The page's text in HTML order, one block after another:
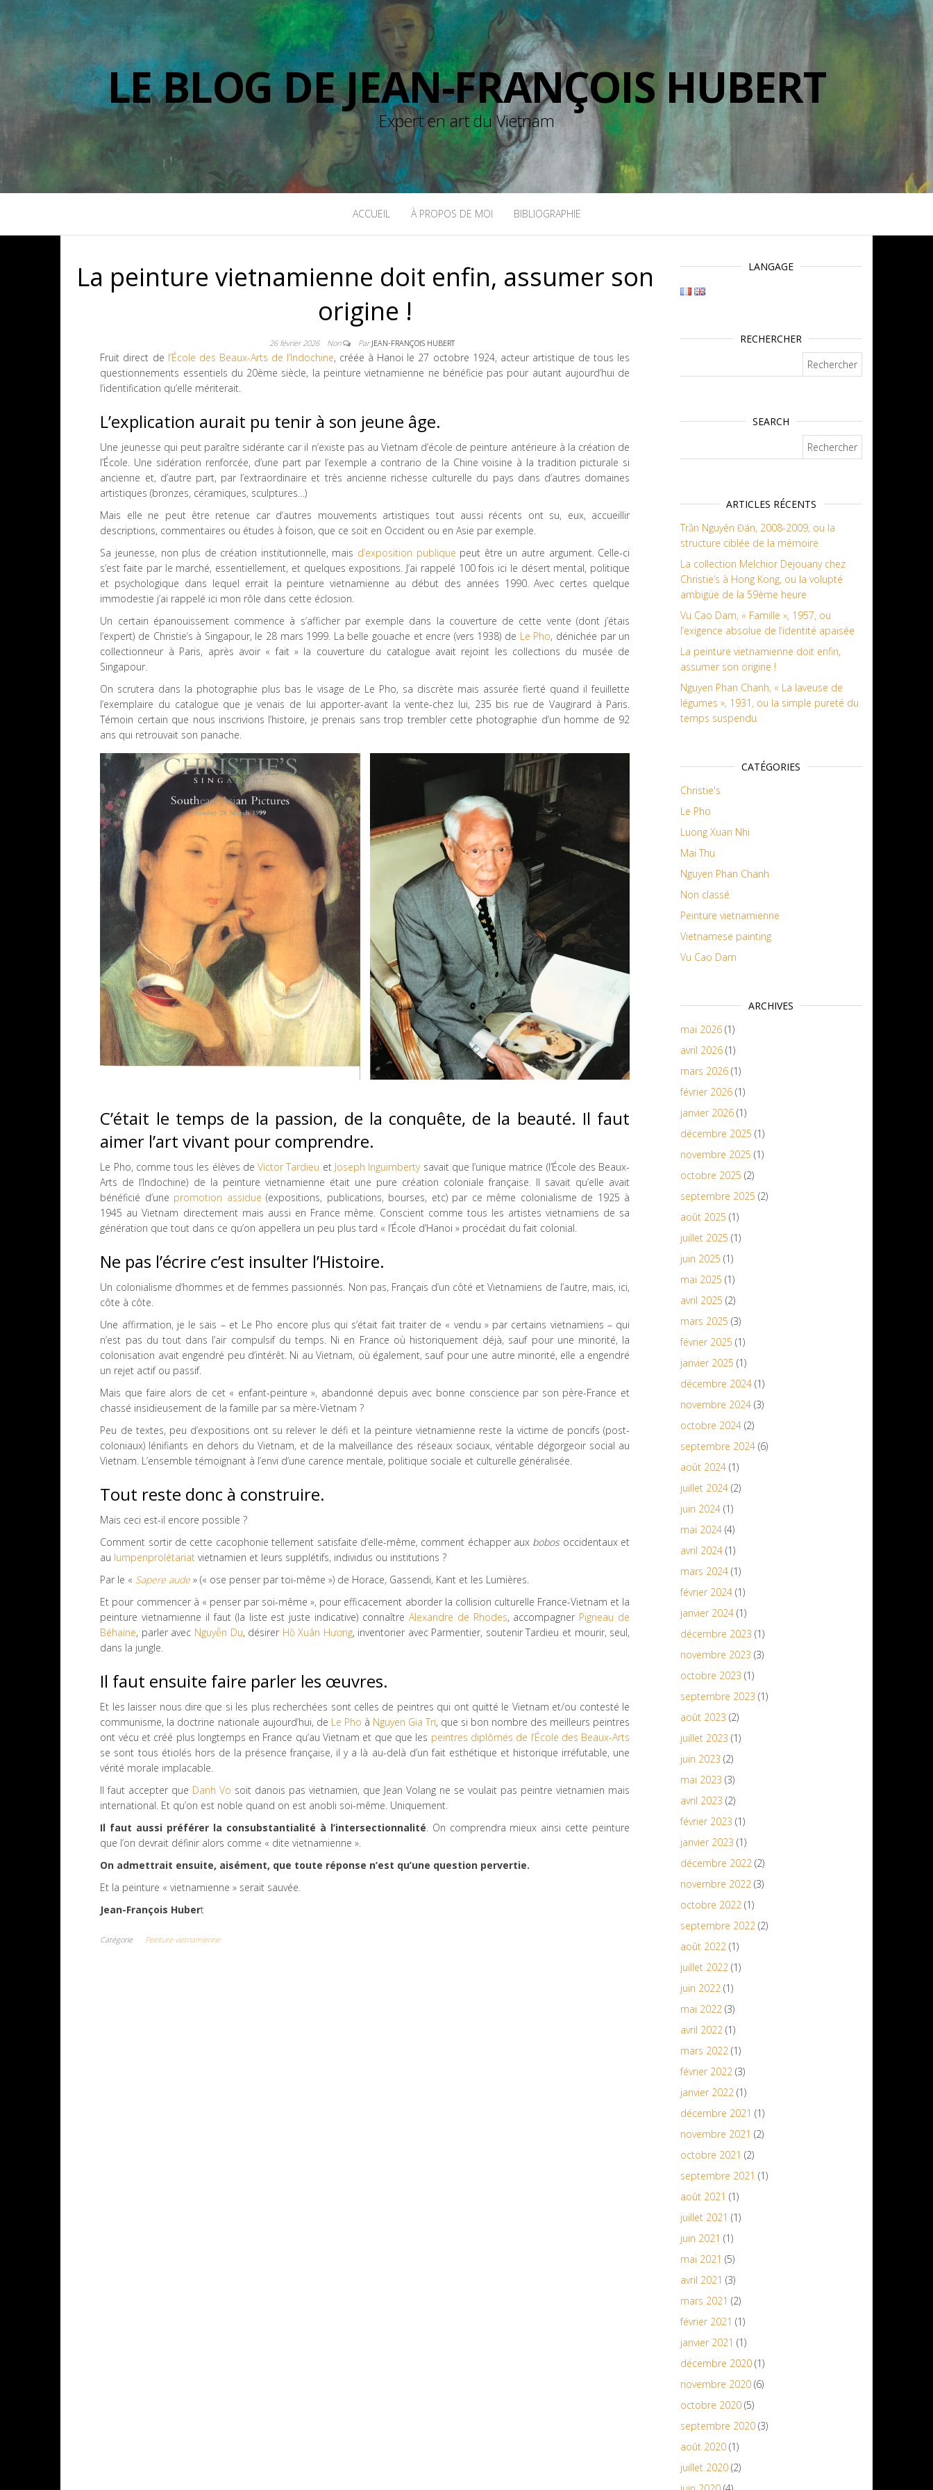
LE BLOG DE JEAN-FRANÇOIS HUBERT
Expert en art du Vietnam
ACCUEIL À PROPOS DE MOI BIBLIOGRAPHIE
La peinture vietnamienne doit enfin, assumer son
origine !
26 février 2026 Non ParJEAN-FRANÇOIS HUBERT
Fruit direct de l’École des Beaux-Arts de l’Indochine, créée à Hanoi le 27 octobre 1924, acteur artistique de tous les
questionnements essentiels du 20ème siècle, la peinture vietnamienne ne bénéficie pas pour autant aujourd’hui de
l’identification qu’elle mériterait.
L’explication aurait pu tenir à son jeune âge.
Une jeunesse qui peut paraître sidérante car il n’existe pas au Vietnam d’école de peinture antérieure à la création de
l’École. Une sidération renforcée, d’une part par l’exemple a contrario de la Chine voisine à la tradition picturale si
ancienne et, d’autre part, par l’extraordinaire et très ancienne richesse culturelle du pays dans d’autres domaines
artistiques (bronzes, céramiques, sculptures…)
Mais elle ne peut être retenue car d’autres mouvements artistiques tout aussi récents ont su, eux, accueillir
descriptions, commentaires ou études à foison, que ce soit en Occident ou en Asie par exemple.
Sa jeunesse, non plus de création institutionnelle, mais d’exposition publique peut être un autre argument. Celle-ci
s’est faite par le marché, essentiellement, et quelques expositions. J’ai rappelé 100 fois ici le désert mental, politique
et psychologique dans lequel errait la peinture vietnamienne au début des années 1990. Avec certes quelque
immodestie j’ai rappelé ici mon rôle dans cette éclosion.
Un certain épanouissement commence à s’afficher par exemple dans la couverture de cette vente (dont j’étais
l’expert) de Christie’s à Singapour, le 28 mars 1999. La belle gouache et encre (vers 1938) de Le Pho, dénichée par un
collectionneur à Paris, après avoir « fait » la couverture du catalogue avait rejoint les collections du musée de
Singapour.
On scrutera dans la photographie plus bas le visage de Le Pho, sa discrète mais assurée fierté quand il feuillette
l’exemplaire du catalogue que je venais de lui apporter-avant la vente-chez lui, 235 bis rue de Vaugirard à Paris.
Témoin certain que nous inscrivions l’histoire, je prenais sans trop trembler cette photographie d’un homme de 92
ans qui retrouvait son panache.
C’était le temps de la passion, de la conquête, de la beauté. Il faut
aimer l’art vivant pour comprendre.
Le Pho, comme tous les élèves deVictor Tardieu et Joseph Inguimbertysavait que l’unique matrice (l’École des Beaux-
Arts de l’Indochine) de la peinture vietnamienne était une pure création coloniale française. Il savait qu’elle avait
bénéficié d’une promotion assidue (expositions, publications, bourses, etc) par ce même colonialisme de 1925 à
1945 au Vietnam directement mais aussi en France même. Conscient comme tous les artistes vietnamiens de sa
génération que tout dans ce qu’on appellera un peu plus tard « l’École d’Hanoi » procédait du fait colonial.
Ne pas l’écrire c’est insulter l’Histoire.
Un colonialisme d’hommes et de femmes passionnés. Non pas, Français d’un côté et Vietnamiens de l’autre, mais, ici,
côte à côte.
Une affirmation, je le sais – et Le Pho encore plus qui s’était fait traiter de « vendu » par certains vietnamiens – qui
n’est pas du tout dans l’air compulsif du temps. Ni en France où historiquement déjà, sauf pour une minorité, la
colonisation avait engendré peu d’intérêt. Ni au Vietnam, où également, sauf pour une autre minorité, elle a engendré
un rejet actif ou passif.
Mais que faire alors de cet « enfant-peinture », abandonné depuis avec bonne conscience par son père-France et
chassé insidieusement de la famille par sa mère-Vietnam ?
Peu de textes, peu d’expositions ont su relever le défi et la peinture vietnamienne reste la victime de poncifs (post-
coloniaux) lénifiants en dehors du Vietnam, et de la malveillance des réseaux sociaux, véritable dégorgeoir social au
Vietnam. L’ensemble témoignant à l’envi d’une carence mentale, politique sociale et culturelle généralisée.
Tout reste donc à construire.
Mais ceci est-il encore possible ?
Comment sortir de cette cacophonie tellement satisfaite d’elle-même, comment échapper aux bobos occidentaux et
au lumpenprolétariat vietnamien et leurs supplétifs, individus ou institutions ?
Par le « Sapere aude » (« ose penser par toi-même ») de Horace, Gassendi, Kant et les Lumières.
Et pour commencer à « penser par soi-même », pour efficacement aborder la collision culturelle France-Vietnam et la
peinture vietnamienne il faut (la liste est juste indicative) connaître Alexandre de Rhodes, accompagner Pigneau de
Béhaine, parler avec Nguyễn Du, désirer Hồ Xuân Hương, inventorier avec Parmentier, soutenir Tardieu et mourir, seul,
dans la jungle.
Il faut ensuite faire parler les œuvres.
Et les laisser nous dire que si les plus recherchées sont celles de peintres qui ont quitté le Vietnam et/ou contesté le
communisme, la doctrine nationale aujourd’hui, de Le Pho à Nguyen Gia Tri, que si bon nombre des meilleurs peintres
ont vécu et créé plus longtemps en France qu’au Vietnam et que que les peintres diplômés de l’École des Beaux-Arts
se sont tous étiolés hors de la présence française, il y a là au-delà d’un fait esthétique et historique irréfutable, une
vérité morale implacable.
Il faut accepter que Danh Vo soit danois pas vietnamien, que Jean Volang ne se voulait pas peintre vietnamien mais
international. Et qu’on est noble quand on est anobli soi-même. Uniquement.
Il faut aussi préférer la consubstantialité à l’intersectionnalité. On comprendra mieux ainsi cette peinture
que l’on devrait définir alors comme « dite vietnamienne ».
On admettrait ensuite, aisément, que toute réponse n’est qu’une question pervertie.
Et la peinture « vietnamienne » serait sauvée.
Jean-François Hubert
Catégorie Peinture vietnamienne
LANGAGE
RECHERCHER
SEARCH
ARTICLES RÉCENTS
Trần Nguyên Đán, 2008-2009, ou la
structure ciblée de la mémoire
La collection Melchior Dejouany chez
Christie’s à Hong Kong, ou la volupté
ambigüe de la 59ème heure
Vu Cao Dam, « Famille », 1957, ou
l’exigence absolue de l’identité apaisée
La peinture vietnamienne doit enfin,
assumer son origine !
Nguyen Phan Chanh, « La laveuse de
légumes », 1931, ou la simple pureté du
temps suspendu
CATÉGORIES
Christie's
Le Pho
Luong Xuan Nhi
Mai Thu
Nguyen Phan Chanh
Non classé
Peinture vietnamienne
Vietnamese painting
Vu Cao Dam
ARCHIVES
mai 2026(1)
avril 2026(1)
mars 2026(1)
février 2026(1)
janvier 2026(1)
décembre 2025 (1)
novembre 2025 (1)
octobre 2025 (2)
septembre 2025 (2)
août 2025 (1)
juillet 2025 (1)
juin 2025 (1)
mai 2025 (1)
avril 2025 (2)
mars 2025 (3)
février 2025 (1)
janvier 2025 (1)
décembre 2024(1)
novembre 2024(3)
octobre 2024(2)
septembre 2024(6)
août 2024(1)
juillet 2024(2)
juin 2024(1)
mai 2024(4)
avril 2024(1)
mars 2024(1)
février 2024(1)
janvier 2024(1)
décembre 2023 (1)
novembre 2023 (3)
octobre 2023 (1)
septembre 2023 (1)
août 2023 (2)
juillet 2023 (1)
juin 2023 (2)
mai 2023 (3)
avril 2023 (2)
février 2023 (1)
janvier 2023 (1)
décembre 2022(2)
novembre 2022(3)
octobre 2022(1)
septembre 2022(2)
août 2022(1)
juillet 2022(1)
juin 2022(1)
mai 2022(3)
avril 2022(1)
mars 2022(1)
février 2022(3)
janvier 2022(1)
décembre 2021 (1)
novembre 2021 (2)
octobre 2021 (2)
septembre 2021 (1)
août 2021 (1)
juillet 2021 (1)
juin 2021 (1)
mai 2021 (5)
avril 2021 (3)
mars 2021 (2)
février 2021 (1)
janvier 2021 (1)
décembre 2020(1)
novembre 2020(6)
octobre 2020(5)
septembre 2020(3)
août 2020(1)
juillet 2020(2)